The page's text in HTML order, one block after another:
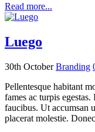
Read more...
Luego
30th OctoberBranding
Pellentesque habitant
fames ac turpis
faucibus. Ut accumsan
placerat molestie.